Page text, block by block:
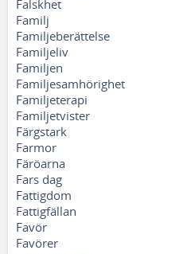
Falskhet
Familj
Familjeberättelse
Familjeliv
Familjen
Familjesamhörighet
Familjeterapi
Familjetvister
Färgstark
Farmor
Färöarna
Fars dag
Fattigdom
Fattigfällan
Favör
Favörer